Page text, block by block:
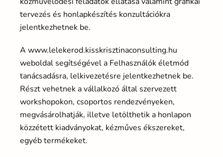
tervezés és honlapkészítés konzultációkra
jelentkezhetnek be.
A www.lelekerod.kisskrisztinaconsulting.hu
weboldal segítségével a Felhasználók életmód
tanácsadásra, lelkivezetésre jelentkezhetnek be.
Részt vehetnek a vállalkozó által szervezett
workshopokon, csoportos rendezvényeken,
megvásárolhatják, illetve letölthetik a honlapon
közzétett kiadványokat, kézműves ékszereket,
egyéb termékeket.